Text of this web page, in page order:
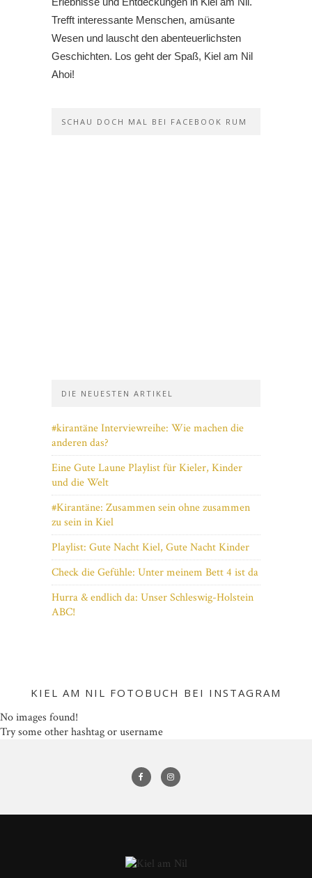
Trefft interessante Menschen, amüsante
Wesen und lauscht den abenteuerlichsten
Geschichten. Los geht der Spaß, Kiel am Nil
Ahoi!
SCHAU DOCH MAL BEI FACEBOOK RUM
DIE NEUESTEN ARTIKEL
#kirantäne Interviewreihe: Wie machen die
anderen das?
Eine Gute Laune Playlist für Kieler, Kinder
und die Welt
#Kirantäne: Zusammen sein ohne zusammen
zu sein in Kiel
Playlist: Gute Nacht Kiel, Gute Nacht Kinder
Check die Gefühle: Unter meinem Bett 4 ist da
Hurra & endlich da: Unser Schleswig-Holstein
ABC!
KIEL AM NIL FOTOBUCH BEI INSTAGRAM
No images found!
Try some other hashtag or username